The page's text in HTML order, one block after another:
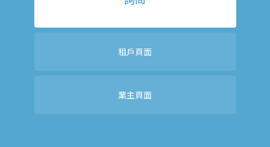
租戶頁面
業主頁面